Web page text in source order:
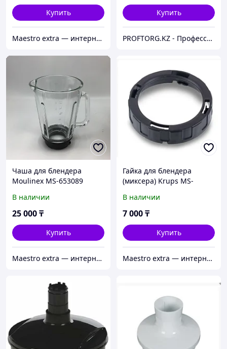
Купить
Maestro extra — интернет-магазин запчастей для крупной и мелкой бытовой техники в Алматы
Купить
PROFTORG.KZ - Профессиональная и бытовая техника
Чаша для блендера
Moulinex MS-653089
В наличии
25 000₸
Купить
Maestro extra — интернет-магазин запчастей для крупной и мелкой бытовой техники в Алматы
Гайка для блендера
(миксера) Krups MS-
В наличии
7 000₸
Купить
Maestro extra — интернет-магазин запчастей для крупной и мелкой бытовой техники в Алматы